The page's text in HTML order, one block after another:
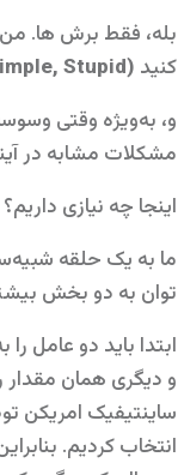
کنید (Keep It Simple, Stupid)
و، به‌ویژه وقتی
مشکلات مشابه در
اینجا چه نیازی داریم؟
ما به یک حلقه
توان به دو بخش
ابتدا باید دو عامل
و دیگری همان مقدار
ساینتیفیک امریکن
انتخاب کردیم.